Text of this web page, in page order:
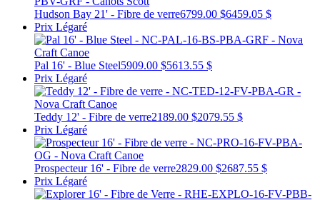
Hudson Bay 21' - Fibre de verre6799.00 $6459.05 $
Prix Légaré
Pal 16' - Blue Steel5909.00 $5613.55 $
Prix Légaré
Teddy 12' - Fibre de verre2189.00 $2079.55 $
Prix Légaré
Prospecteur 16' - Fibre de verre2829.00 $2687.55 $
Prix Légaré